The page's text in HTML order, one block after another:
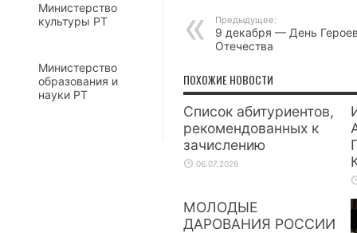
Предыдущее:
9 декабря — День
Отечества
ПОХОЖИЕ НОВОСТИ
Список абитуриентов,
рекомендованных к
зачислению
06.07.2026
МОЛОДЫЕ
ДАРОВАНИЯ РОССИИ
Министерство
культуры РТ
Министерство
образования и
науки РТ